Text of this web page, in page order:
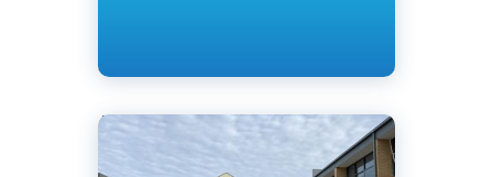
Английский
Канзас-Сити, Миссури, США